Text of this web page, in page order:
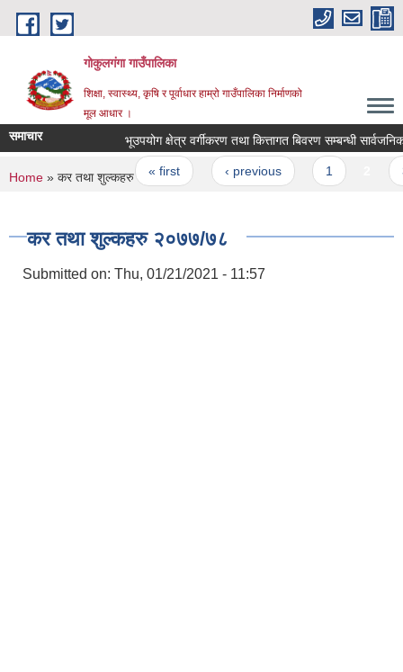
Skip to main content
गोकुलगंगा गाउँपालिका
शिक्षा, स्वास्थ्य, कृषि र पूर्वाधार हाम्रो गाउँपालिका निर्माणको
मूल आधार ।
समाचार भूउपयोग क्षेत्र वर्गीकरण तथा कित्तागत बिवरण सम्बन्धी सार्वजनिक
Pages
« first ‹ previous
You are here
Home » कर तथा शुल्कहरु २०७७/७८
कर तथा शुल्कहरु २०७७/७८
Submitted on: Thu, 01/21/2021 - 11:57